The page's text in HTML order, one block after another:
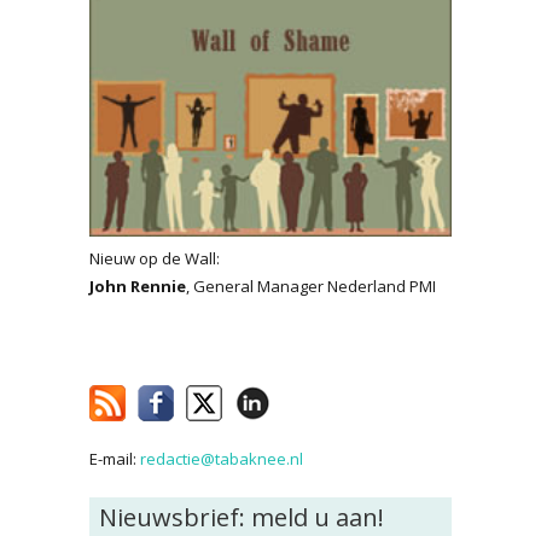
Nieuw op de Wall:
John Rennie, General Manager Nederland PMI
E-mail: redactie@tabaknee.nl
Nieuwsbrief: meld u aan!